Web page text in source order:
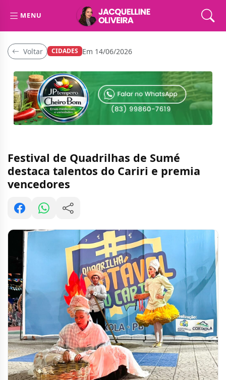
MENU
Voltar CIDADES Em 14/06/2026
Festival de Quadrilhas de Sumé
destaca talentos do Cariri e premia
vencedores